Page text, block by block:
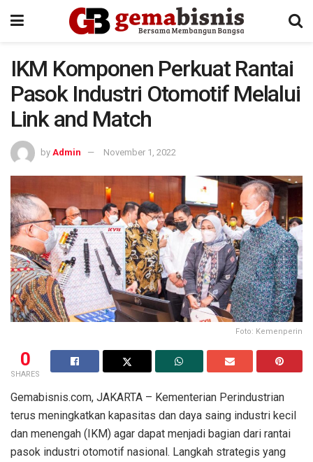
IKM Komponen Perkuat Rantai
Pasok Industri Otomotif Melalui
Link and Match
by Admin November 1, 2022
Foto: Kemenperin
0
SHARES
Gemabisnis.com, JAKARTA – Kementerian Perindustrian
terus meningkatkan kapasitas dan daya saing industri kecil
dan menengah (IKM) agar dapat menjadi bagian dari rantai
pasok industri otomotif nasional. Langkah strategis yang